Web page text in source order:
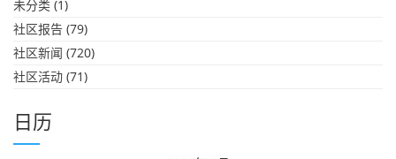
未分类 (1)
社区报告 (79)
社区新闻 (720)
社区活动 (71)
日历